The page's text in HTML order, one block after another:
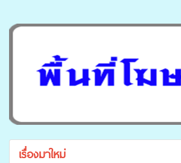
เรื่องมาใหม่